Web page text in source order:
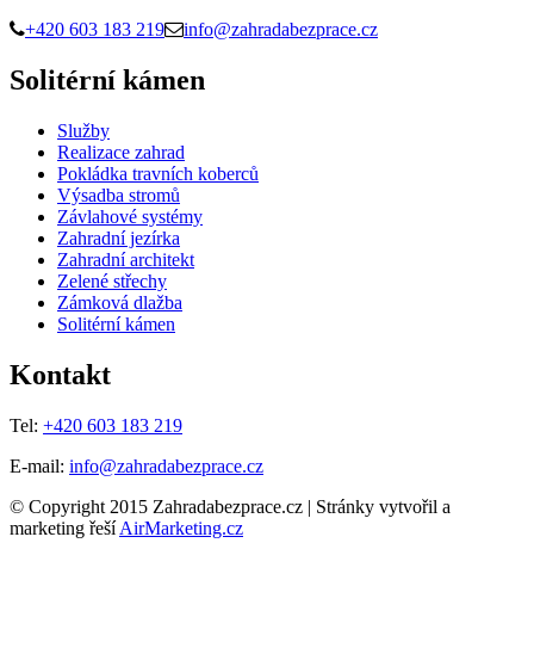
+420 603 183 219
info@zahradabezprace.cz
Solitérní kámen
Služby
Realizace zahrad
Pokládka travních koberců
Výsadba stromů
Závlahové systémy
Zahradní jezírka
Zahradní architekt
Zelené střechy
Zámková dlažba
Solitérní kámen
Kontakt
Tel: +420 603 183 219
E-mail: info@zahradabezprace.cz
© Copyright 2015 Zahradabezprace.cz | Stránky vytvořil a
marketing řešíAirMarketing.cz